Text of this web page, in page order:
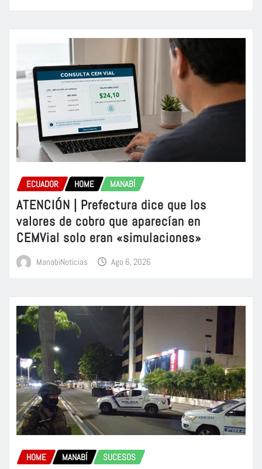
ECUADOR HOME MANABÍ
ATENCIÓN | Prefectura dice que los
valores de cobro que aparecían en
CEMVial solo eran «simulaciones»
ManabiNoticias Ago 6, 2026
HOME MANABÍ SUCESOS